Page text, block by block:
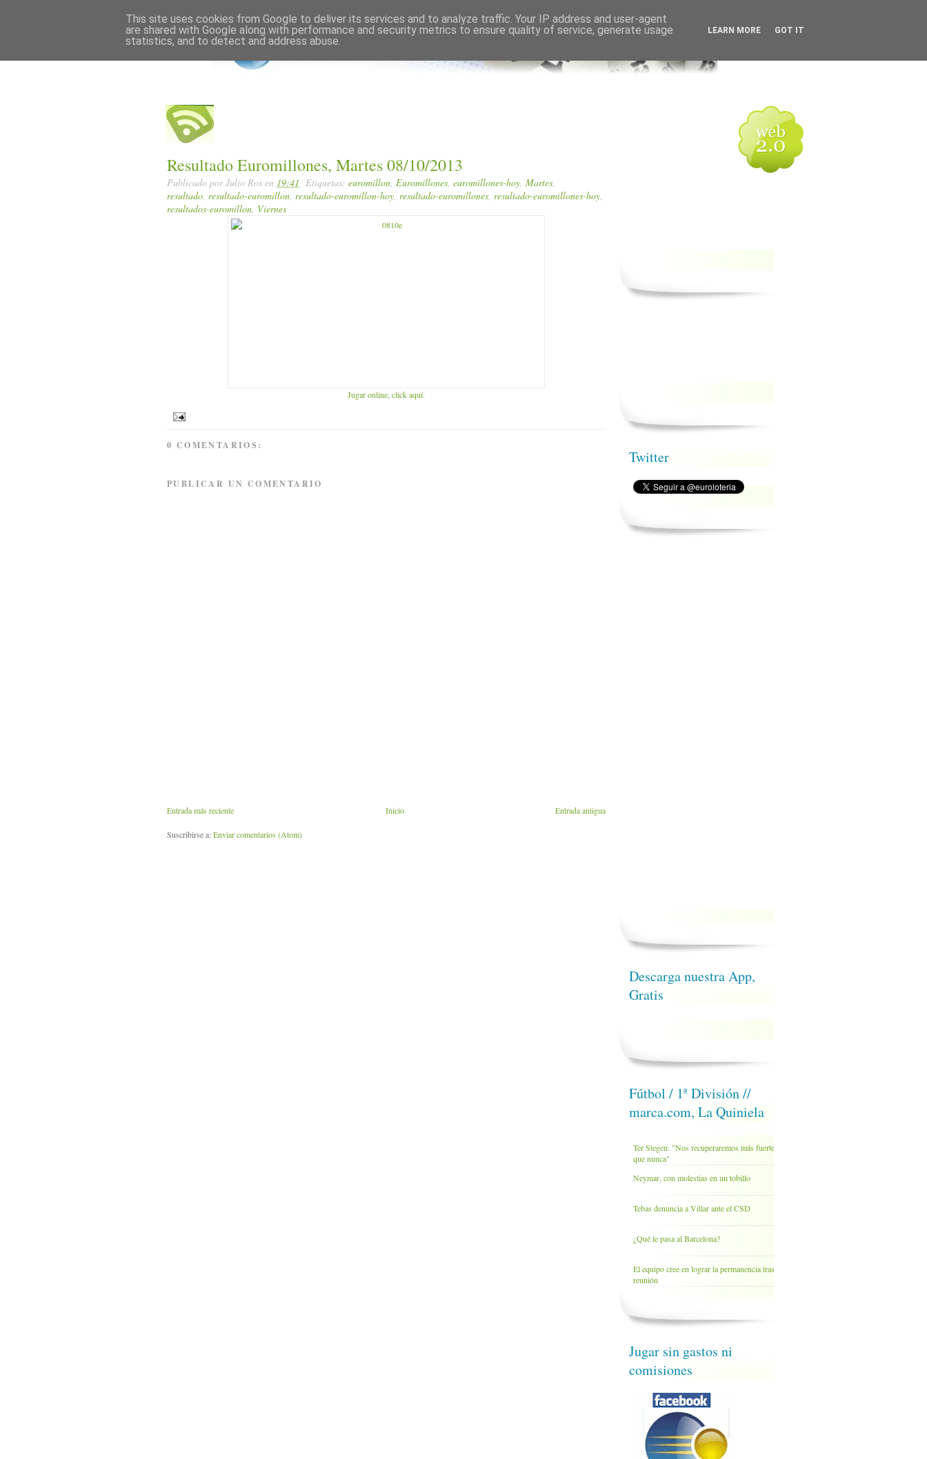
Resultado Euromillones, Martes 08/10/2013
Publicado porJulio Ros en 19:41 Etiquetas: euromillon, Euromillones, euromillones-hoy, Martes,
resultado, resultado-euromillon, resultado-euromillon-hoy, resultado-euromillones, resultado-euromillones-hoy,
resultados-euromillon, Viernes
Jugar online, click aquí.
0 COMENTARIOS:
PUBLICAR UN COMENTARIO
Entrada más reciente Entrada antigua
Inicio
Suscribirse a:Enviar comentarios (Atom)
Twitter
Descarga nuestra App,
Gratis
Fútbol / 1ª División //
marca.com, La Quiniela
Ter Stegen: "Nos recuperaremos más fuertes
que nunca"
Neymar, con molestias en un tobillo
Tebas denuncia a Villar ante el CSD
¿Qué le pasa al Barcelona?
El equipo cree en lograr la permanencia tras la
reunión
Jugar sin gastos ni
comisiones
This site uses cookies from Google to deliver its services and to analyze traffic. Your IP address and user-agent
are shared with Google along with performance and security metrics to ensure quality of service, generate usage
statistics, and to detect and address abuse.
LEARN MORE GOT IT